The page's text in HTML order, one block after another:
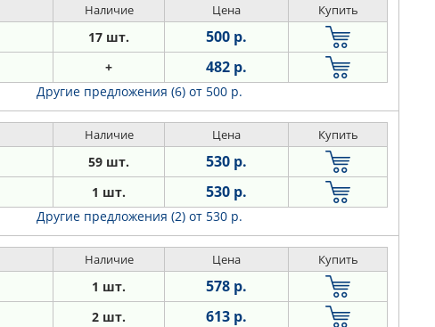
Наличие Цена Купить
17 шт. 500 р.
+ 482 р.
Другие предложения (6) от 500 р.
Наличие Цена Купить
59 шт. 530 р.
1 шт. 530 р.
Другие предложения (2) от 530 р.
Наличие Цена Купить
1 шт. 578 р.
2 шт. 613 р.